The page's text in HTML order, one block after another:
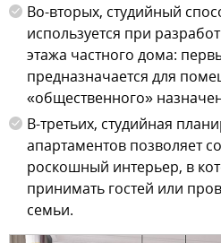
Во-вторых, студийный
используется при
этажа частного дома:
предназначается для
«общественного»
В-третьих, студийная
апартаментов позволяет
роскошный интерьер, в
принимать гостей или
семьи.